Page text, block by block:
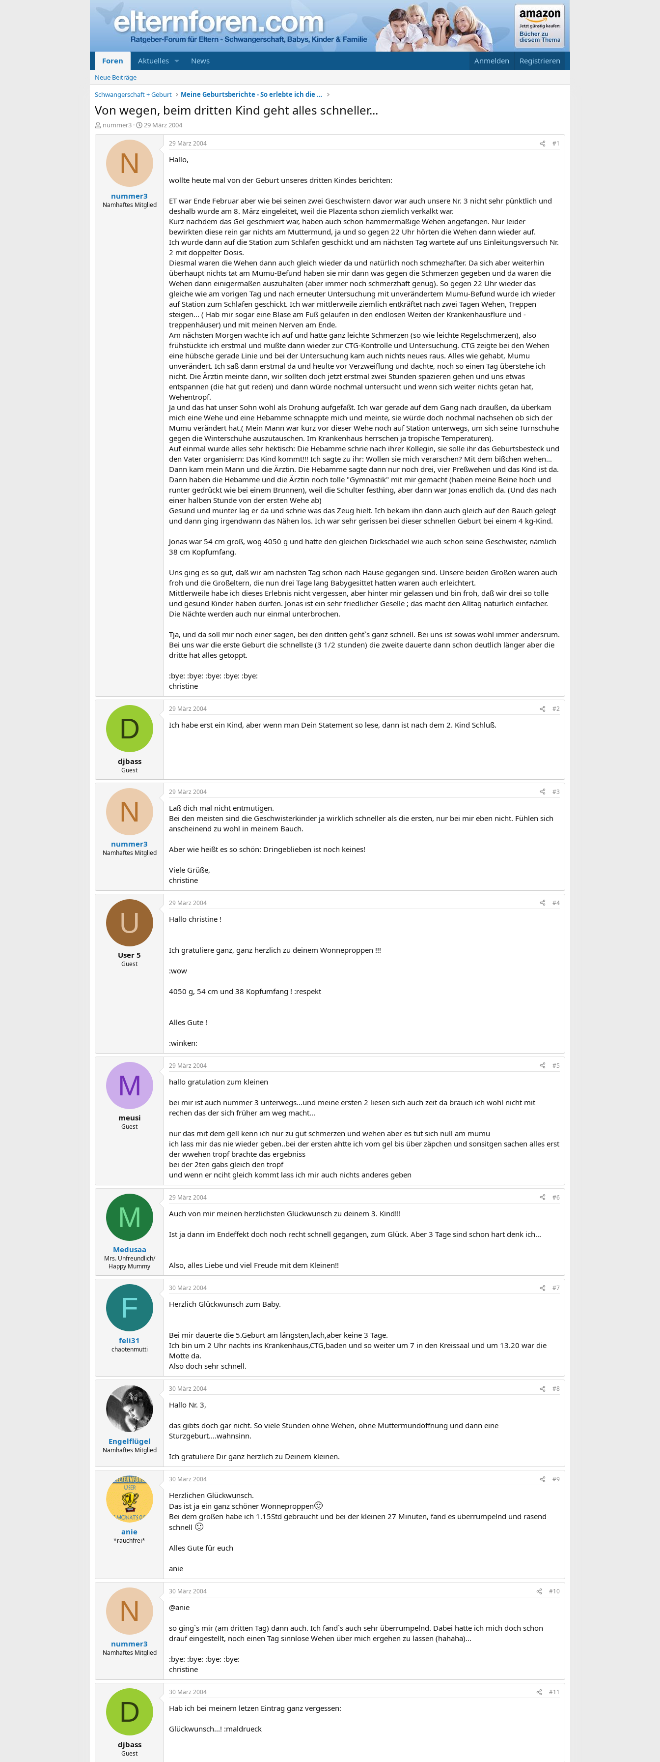
Foren Aktuelles News Anmelden Registrieren
Neue Beiträge
Schwangerschaft + Geburt
Meine Geburtsberichte - So erlebte ich die Geburt
Von wegen, beim dritten Kind geht alles schneller...
E
r
nummer3
E
r
s
a
m
29 März 2004
N
nummer3
Namhaftes Mitglied
29 März 2004 #1
Hallo,
wollte heute mal von der Geburt unseres dritten Kindes berichten:
ET war Ende Februar aber wie bei seinen zwei Geschwistern davor war auch unsere Nr. 3 nicht sehr pünktlich und
deshalb wurde am 8. März eingeleitet, weil die Plazenta schon ziemlich verkalkt war.
Kurz nachdem das Gel geschmiert war, haben auch schon hammermäßige Wehen angefangen. Nur leider
bewirkten diese rein gar nichts am Muttermund, ja und so gegen 22 Uhr hörten die Wehen dann wieder auf.
Ich wurde dann auf die Station zum Schlafen geschickt und am nächsten Tag wartete auf uns Einleitungsversuch Nr.
2 mit doppelter Dosis.
Diesmal waren die Wehen dann auch gleich wieder da und natürlich noch schmezhafter. Da sich aber weiterhin
überhaupt nichts tat am Mumu-Befund haben sie mir dann was gegen die Schmerzen gegeben und da waren die
Wehen dann einigermaßen auszuhalten (aber immer noch schmerzhaft genug). So gegen 22 Uhr wieder das
gleiche wie am vorigen Tag und nach erneuter Untersuchung mit unverändertem Mumu-Befund wurde ich wieder
auf Station zum Schlafen geschickt. Ich war mittlerweile ziemlich entkräftet nach zwei Tagen Wehen, Treppen
steigen... ( Hab mir sogar eine Blase am Fuß gelaufen in den endlosen Weiten der Krankenhausflure und -
treppenhäuser) und mit meinen Nerven am Ende.
Am nächsten Morgen wachte ich auf und hatte ganz leichte Schmerzen (so wie leichte Regelschmerzen), also
frühstückte ich erstmal und mußte dann wieder zur CTG-Kontrolle und Untersuchung. CTG zeigte bei den Wehen
eine hübsche gerade Linie und bei der Untersuchung kam auch nichts neues raus. Alles wie gehabt, Mumu
unverändert. Ich saß dann erstmal da und heulte vor Verzweiflung und dachte, noch so einen Tag überstehe ich
nicht. Die Ärztin meinte dann, wir sollten doch jetzt erstmal zwei Stunden spazieren gehen und uns etwas
entspannen (die hat gut reden) und dann würde nochmal untersucht und wenn sich weiter nichts getan hat,
Wehentropf.
Ja und das hat unser Sohn wohl als Drohung aufgefaßt. Ich war gerade auf dem Gang nach draußen, da überkam
mich eine Wehe und eine Hebamme schnappte mich und meinte, sie würde doch nochmal nachsehen ob sich der
Mumu verändert hat.( Mein Mann war kurz vor dieser Wehe noch auf Station unterwegs, um sich seine Turnschuhe
gegen die Winterschuhe auszutauschen. Im Krankenhaus herrschen ja tropische Temperaturen).
Auf einmal wurde alles sehr hektisch: Die Hebamme schrie nach ihrer Kollegin, sie solle ihr das Geburtsbesteck und
den Vater organisiern: Das Kind kommt!!! Ich sagte zu ihr: Wollen sie mich verarschen? Mit dem bißchen wehen...
Dann kam mein Mann und die Ärztin. Die Hebamme sagte dann nur noch drei, vier Preßwehen und das Kind ist da.
Dann haben die Hebamme und die Ärztin noch tolle "Gymnastik" mit mir gemacht (haben meine Beine hoch und
runter gedrückt wie bei einem Brunnen), weil die Schulter festhing, aber dann war Jonas endlich da. (Und das nach
einer halben Stunde von der ersten Wehe ab)
Gesund und munter lag er da und schrie was das Zeug hielt. Ich bekam ihn dann auch gleich auf den Bauch gelegt
und dann ging irgendwann das Nähen los. Ich war sehr gerissen bei dieser schnellen Geburt bei einem 4 kg-Kind.
Jonas war 54 cm groß, wog 4050 g und hatte den gleichen Dickschädel wie auch schon seine Geschwister, nämlich
38 cm Kopfumfang.
Uns ging es so gut, daß wir am nächsten Tag schon nach Hause gegangen sind. Unsere beiden Großen waren auch
froh und die Großeltern, die nun drei Tage lang Babygesittet hatten waren auch erleichtert.
Mittlerweile habe ich dieses Erlebnis nicht vergessen, aber hinter mir gelassen und bin froh, daß wir drei so tolle
und gesund Kinder haben dürfen. Jonas ist ein sehr friedlicher Geselle ; das macht den Alltag natürlich einfacher.
Die Nächte werden auch nur einmal unterbrochen.
Tja, und da soll mir noch einer sagen, bei den dritten geht`s ganz schnell. Bei uns ist sowas wohl immer andersrum.
Bei uns war die erste Geburt die schnellste (3 1/2 stunden) die zweite dauerte dann schon deutlich länger aber die
dritte hat alles getoppt.
:bye: :bye: :bye: :bye: :bye:
christine
D
djbass
Guest
29 März 2004 #2
Ich habe erst ein Kind, aber wenn man Dein Statement so lese, dann ist nach dem 2. Kind Schluß.
N
nummer3
Namhaftes Mitglied
29 März 2004 #3
Laß dich mal nicht entmutigen.
Bei den meisten sind die Geschwisterkinder ja wirklich schneller als die ersten, nur bei mir eben nicht. Fühlen sich
anscheinend zu wohl in meinem Bauch.
Aber wie heißt es so schön: Dringeblieben ist noch keines!
Viele Grüße,
christine
U
User 5
Guest
29 März 2004 #4
Hallo christine !
Ich gratuliere ganz, ganz herzlich zu deinem Wonneproppen !!!
:wow
4050 g, 54 cm und 38 Kopfumfang ! :respekt
Alles Gute !
:winken:
M
meusi
Guest
29 März 2004 #5
hallo gratulation zum kleinen
bei mir ist auch nummer 3 unterwegs...und meine ersten 2 liesen sich auch zeit da brauch ich wohl nicht mit
rechen das der sich früher am weg macht...
nur das mit dem gell kenn ich nur zu gut schmerzen und wehen aber es tut sich null am mumu
ich lass mir das nie wieder geben..bei der ersten ahtte ich vom gel bis über zäpchen und sonsitgen sachen alles erst
der wwehen tropf brachte das ergebniss
bei der 2ten gabs gleich den tropf
und wenn er nciht gleich kommt lass ich mir auch nichts anderes geben
M
Medusaa
Mrs. Unfreundlich/
Happy Mummy
29 März 2004 #6
Auch von mir meinen herzlichsten Glückwunsch zu deinem 3. Kind!!!
Ist ja dann im Endeffekt doch noch recht schnell gegangen, zum Glück. Aber 3 Tage sind schon hart denk ich...
Also, alles Liebe und viel Freude mit dem Kleinen!!
F
feli31
chaotenmutti
30 März 2004 #7
Herzlich Glückwunsch zum Baby.
Bei mir dauerte die 5.Geburt am längsten,lach,aber keine 3 Tage.
Ich bin um 2 Uhr nachts ins Krankenhaus,CTG,baden und so weiter um 7 in den Kreissaal und um 13.20 war die
Motte da.
Also doch sehr schnell.
Engelflügel
Namhaftes Mitglied
30 März 2004 #8
Hallo Nr. 3,
das gibts doch gar nicht. So viele Stunden ohne Wehen, ohne Muttermundöffnung und dann eine
Sturzgeburt....wahnsinn.
Ich gratuliere Dir ganz herzlich zu Deinem kleinen.
anie
*rauchfrei*
30 März 2004 #9
Herzlichen Glückwunsch.
Das ist ja ein ganz schöner Wonneproppen🙂
Bei dem großen habe ich 1.15Std gebraucht und bei der kleinen 27 Minuten, fand es überrumpelnd und rasend
schnell 🙂
Alles Gute für euch
anie
N
nummer3
Namhaftes Mitglied
30 März 2004 #10
@anie
so ging`s mir (am dritten Tag) dann auch. Ich fand`s auch sehr überrumpelnd. Dabei hatte ich mich doch schon
drauf eingestellt, noch einen Tag sinnlose Wehen über mich ergehen zu lassen (hahaha)...
:bye: :bye: :bye: :bye:
christine
D
djbass
Guest
30 März 2004 #11
Hab ich bei meinem letzen Eintrag ganz vergessen:
Glückwunsch...! :maldrueck